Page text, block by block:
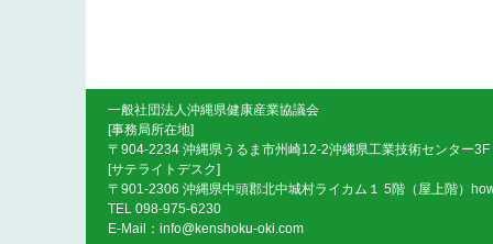
一般社団法人沖縄県健康産業協議会
[事務局所在地]
〒904-2234 沖縄県うるま市州崎12-2沖縄県工業技術センター3F
[サテライトデスク]
〒901-2306 沖縄県中頭郡北中城村ライカム１ 5階（屋上階）
TEL 098-975-6230
E-Mail： info@kenshoku-oki.com